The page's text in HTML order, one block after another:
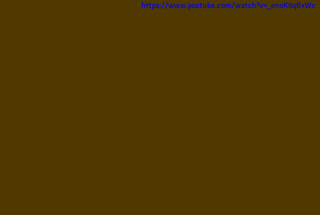
https://www.youtube.com/watch?v=_enoK6qBxWc